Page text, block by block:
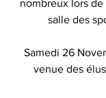
nombreux lors
salle des
Samedi 26
venue des